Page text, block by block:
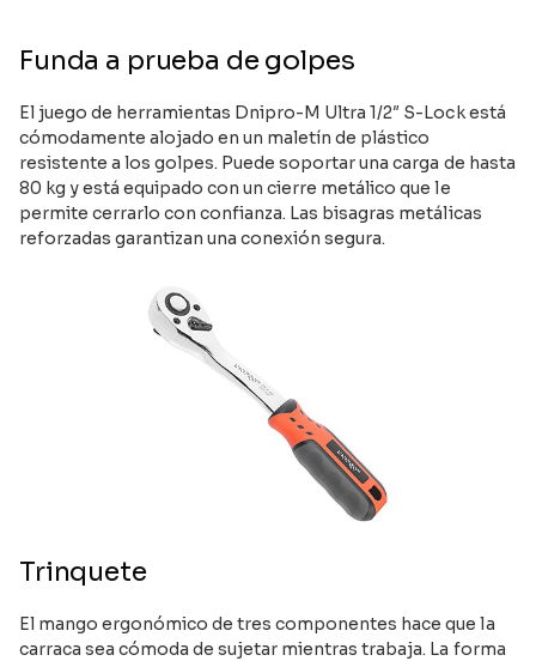
Funda a prueba de golpes
El juego de herramientas Dnipro-M Ultra 1/2″ S-Lock está
cómodamente alojado en un maletín de plástico
resistente a los golpes. Puede soportar una carga de hasta
80 kg y está equipado con un cierre metálico que le
permite cerrarlo con confianza. Las bisagras metálicas
reforzadas garantizan una conexión segura.
Trinquete
El mango ergonómico de tres componentes hace que la
carraca sea cómoda de sujetar mientras trabaja. La forma